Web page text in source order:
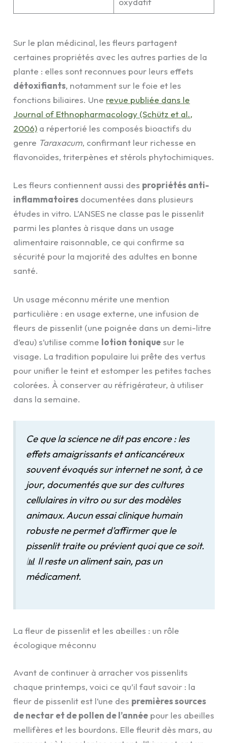
Sur le plan médicinal, les fleurs partagent
certaines propriétés avec les autres parties de la
plante : elles sont reconnues pour leurs effets
détoxifiants, notamment sur le foie et les
fonctions biliaires. Une revue publiée dans le
Journal of Ethnopharmacology (Schütz et al.,
2006) a répertorié les composés bioactifs du
genre Taraxacum, confirmant leur richesse en
flavonoïdes, triterpènes et stérols phytochimiques.
Les fleurs contiennent aussi des propriétés anti-
inflammatoires documentées dans plusieurs
études in vitro. L’ANSES ne classe pas le pissenlit
parmi les plantes à risque dans un usage
alimentaire raisonnable, ce qui confirme sa
sécurité pour la majorité des adultes en bonne
santé.
Un usage méconnu mérite une mention
particulière : en usage externe, une infusion de
fleurs de pissenlit (une poignée dans un demi-litre
d’eau) s’utilise comme lotion toniquesur le
visage. La tradition populaire lui prête des vertus
pour unifier le teint et estomper les petites taches
colorées. À conserver au réfrigérateur, à utiliser
dans la semaine.
Ce que la science ne dit pas encore : les
effets amaigrissants et anticancéreux
souvent évoqués sur internet ne sont, à ce
jour, documentés que sur des cultures
cellulairesin vitroou sur des modèles
animaux. Aucun essai clinique humain
robuste ne permet d’affirmer que le
pissenlit traite ou prévient quoi que ce soit.
📊 Il reste un aliment sain, pas un
médicament.
La fleur de pissenlit et les abeilles : un rôle
écologique méconnu
Avant de continuer à arracher vos pissenlits
chaque printemps, voici ce qu’il faut savoir : la
fleur de pissenlit est l’une des premières sources
de nectar et de pollen de l’année pour les abeilles
mellifères et les bourdons. Elle fleurit dès mars, au